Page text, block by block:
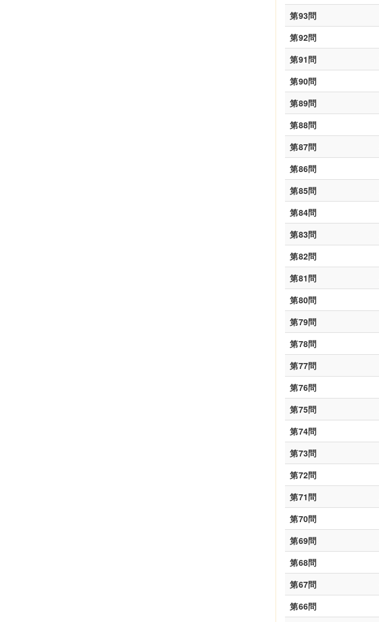
第93問
第92問
第91問
第90問
第89問
第88問
第87問
第86問
第85問
第84問
第83問
第82問
第81問
第80問
第79問
第78問
第77問
第76問
第75問
第74問
第73問
第72問
第71問
第70問
第69問
第68問
第67問
第66問